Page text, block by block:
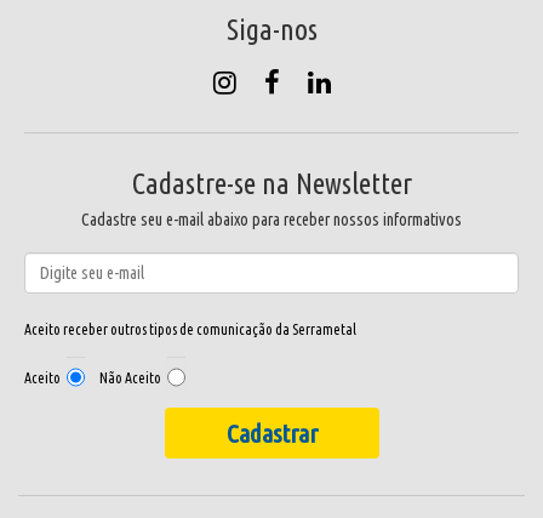
Siga-nos
Cadastre-se na Newsletter
Cadastre seu e-mail abaixo para receber nossos informativos
Aceito receber outros tipos de comunicação da Serrametal
Aceito Não Aceito